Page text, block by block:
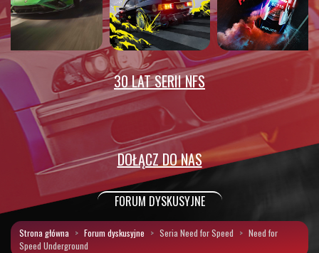
30 LAT SERII NFS
DOŁĄCZ DO NAS
FORUM DYSKUSYJNE
Strona główna Forum dyskusyjne Seria Need for Speed
Need for
Speed Underground